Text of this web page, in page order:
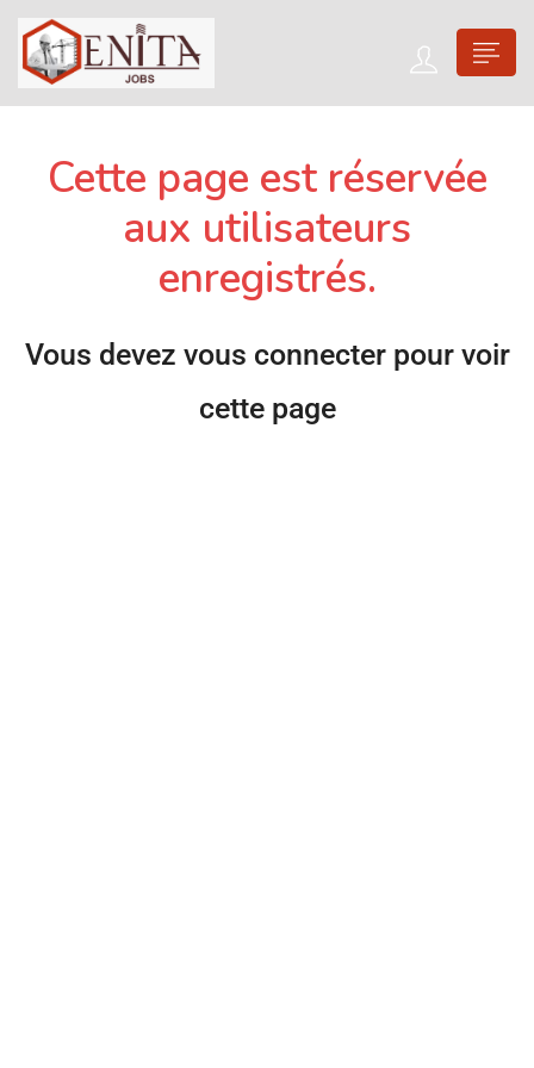
Cette page est réservée
aux utilisateurs
enregistrés.
Vous devez vous connecter pour voir
cette page